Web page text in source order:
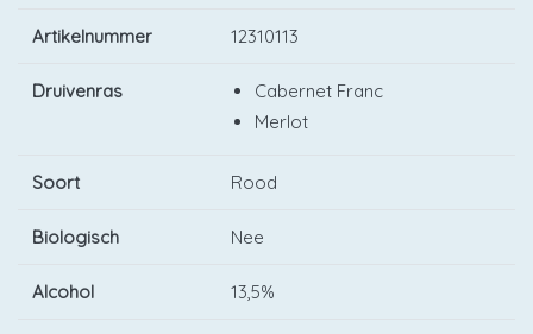
Artikelnummer 12310113
Druivenras
Cabernet Franc
Merlot
Soort Rood
Biologisch Nee
Alcohol 13,5%